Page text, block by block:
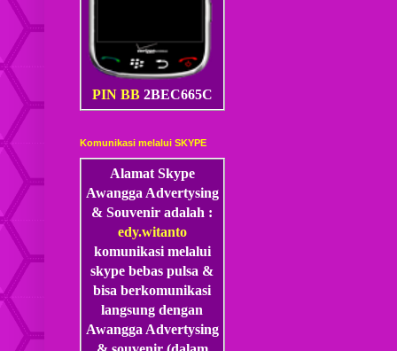
PIN BB 2BEC665C
Komunikasi melalui SKYPE
Alamat Skype
Awangga Advertysing
& Souvenir adalah :
edy.witanto
komunikasi melalui
skype bebas pulsa &
bisa berkomunikasi
langsung dengan
Awangga Advertysing